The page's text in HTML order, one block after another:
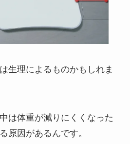
生理によるものかもしれま
は体重が減りにくくなった
原因があるんです。